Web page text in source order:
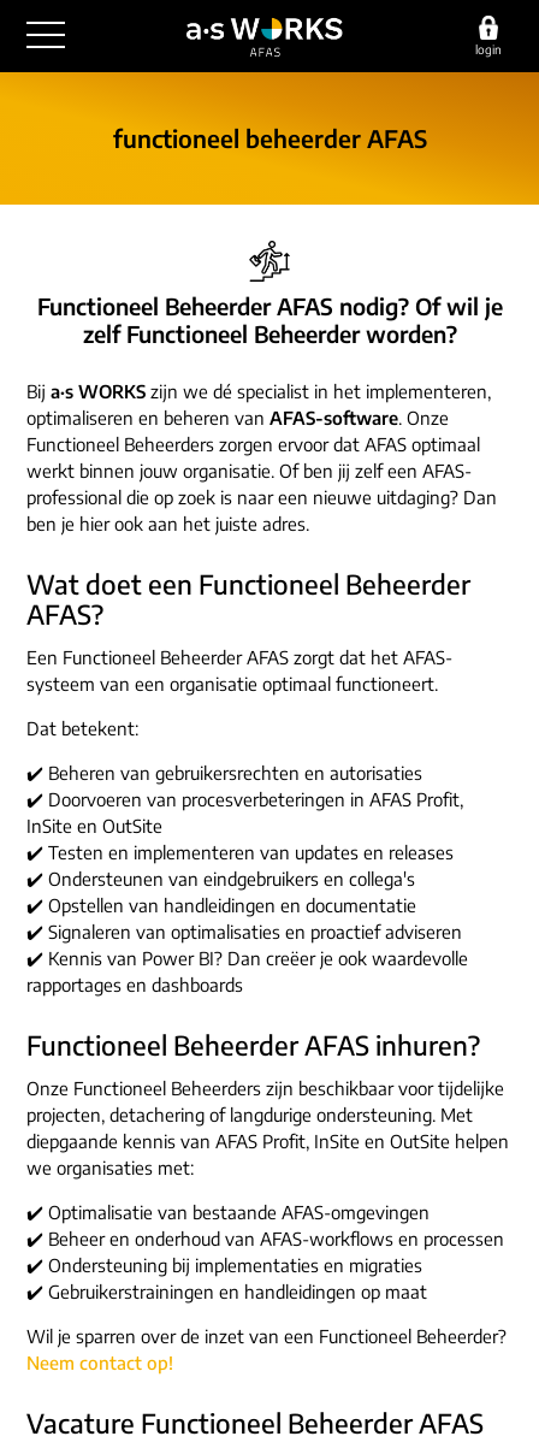
login
salarisadministratie
HR/payroll traineeship
optimalisatie
overige diensten
werving & selectie
vacatures
communicatie
outsourcing
detachering
consultancy
over ons
werken bij
onze experts
contact
vestigingen
e-mail/telefoon
social media
functioneel beheerder AFAS
Functioneel Beheerder AFAS nodig? Of wil je
zelf Functioneel Beheerder worden?
Bij a·s WORKS zijn we dé specialist in het implementeren,
optimaliseren en beheren van AFAS-software. Onze
Functioneel Beheerders zorgen ervoor dat AFAS optimaal
werkt binnen jouw organisatie. Of ben jij zelf een AFAS-
professional die op zoek is naar een nieuwe uitdaging? Dan
ben je hier ook aan het juiste adres.
Wat doet een Functioneel Beheerder
AFAS?
Een Functioneel Beheerder AFAS zorgt dat het AFAS-
systeem van een organisatie optimaal functioneert.
Dat betekent:
✔️ Beheren van gebruikersrechten en autorisaties
✔️ Doorvoeren van procesverbeteringen in AFAS Profit,
InSite en OutSite
✔️ Testen en implementeren van updates en releases
✔️ Ondersteunen van eindgebruikers en collega's
✔️ Opstellen van handleidingen en documentatie
✔️ Signaleren van optimalisaties en proactief adviseren
✔️ Kennis van Power BI? Dan creëer je ook waardevolle
rapportages en dashboards
Functioneel Beheerder AFAS inhuren?
Onze Functioneel Beheerders zijn beschikbaar voor tijdelijke
projecten, detachering of langdurige ondersteuning. Met
diepgaande kennis van AFAS Profit, InSite en OutSite helpen
we organisaties met:
✔️ Optimalisatie van bestaande AFAS-omgevingen
✔️ Beheer en onderhoud van AFAS-workflows en processen
✔️ Ondersteuning bij implementaties en migraties
✔️ Gebruikerstrainingen en handleidingen op maat
Wil je sparren over de inzet van een Functioneel Beheerder?
Neem contact op!
Vacature Functioneel Beheerder AFAS